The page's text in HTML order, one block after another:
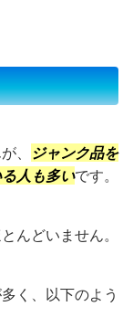
、 ジャンク品を
人も多いです。
んどいません。
く、以下のよう